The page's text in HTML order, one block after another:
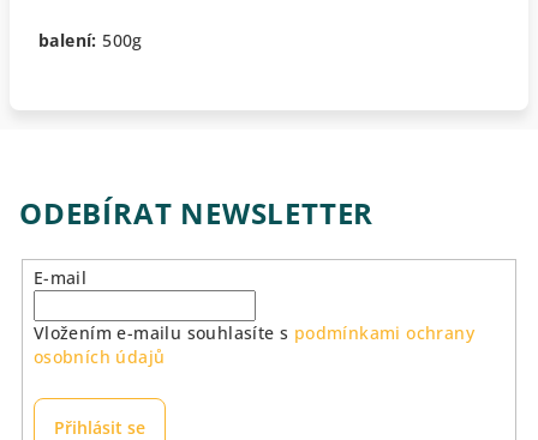
balení: 500g
ODEBÍRAT NEWSLETTER
E-mail
Vložením e-mailu souhlasíte s podmínkami ochrany
osobních údajů
Přihlásit se